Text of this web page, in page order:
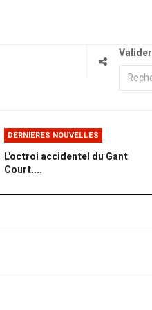
Valider
DERNIERES NOUVELLES
L'octroi accidentel du Gant
Court....